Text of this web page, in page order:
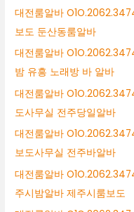
대전룸알바
보도 둔산동룸알바
대전룸알바
밤 유흥 노래방 바 알바
대전룸알바
도사무실 전주당일알바
대전룸알바
보도사무실 전주바알바
대전룸알바
주시밤알바 제주시룸보도